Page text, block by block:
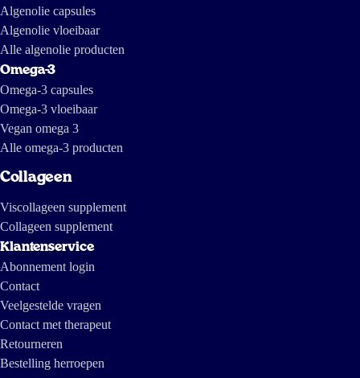
Algenolie capsules
Algenolie vloeibaar
Alle algenolie producten
Omega-3
Omega-3 capsules
Omega-3 vloeibaar
Vegan omega 3
Alle omega-3 producten
Collageen
Viscollageen supplement
Collageen supplement
Klantenservice
Abonnement login
Contact
Veelgestelde vragen
Contact met therapeut
Retourneren
Bestelling herroepen